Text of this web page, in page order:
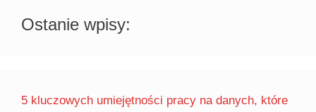
Ostanie wpisy:
5 kluczowych umiejętności pracy na danych, które